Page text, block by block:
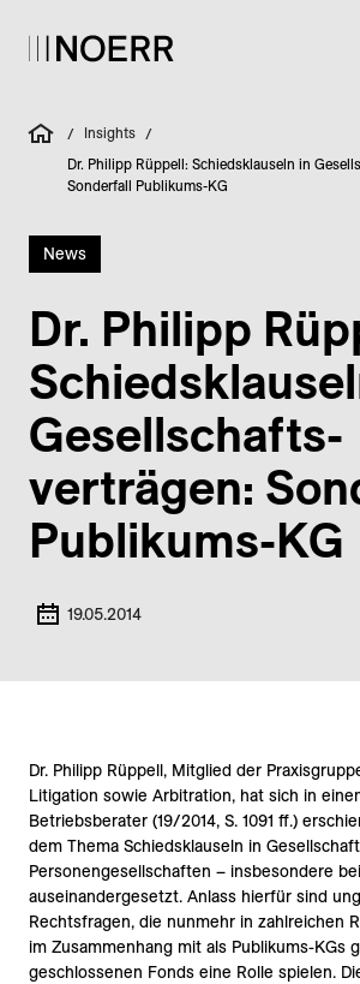
/ Insights /
Dr. Philipp Rüppell: Schiedsklauseln in
Sonderfall Publikums-KG
News
Dr. Philipp
Gesellschafts­
verträgen:
Publikums-KG
19.05.2014
Dr. Philipp Rüppell, Mitglied der
Litigation sowie Arbitration, hat sich in
Betriebsberater (19/2014, S. 1091 ff.)
dem Thema Schiedsklauseln in
Personengesellschaften – insbesondere
auseinandergesetzt. Anlass hierfür sind
Rechtsfragen, die nunmehr in zahlreichen
im Zusammenhang mit als Publikums-KGs
geschlossenen Fonds eine Rolle spielen.